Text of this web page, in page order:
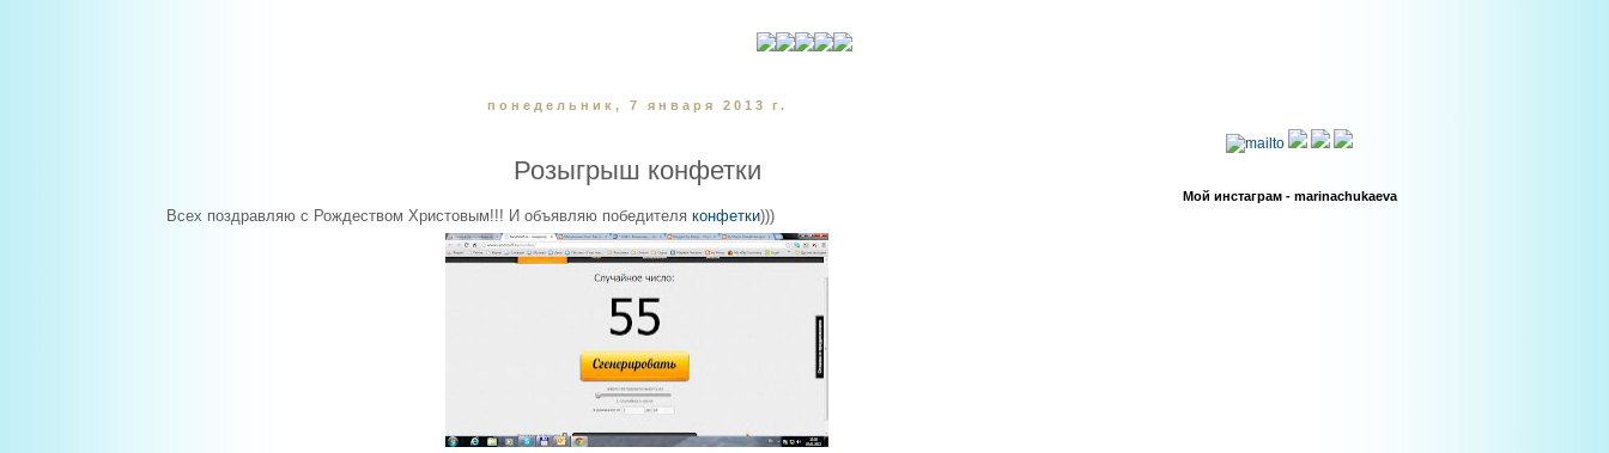
понедельник, 7 января 2013 г.
Розыгрыш конфетки
Всех поздравляю с Рождеством Христовым!!! И объявляю победителя конфетки)))
Мой инстаграм - marinachukaeva